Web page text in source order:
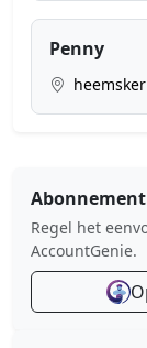
Penny
Regel het
AccountGenie.